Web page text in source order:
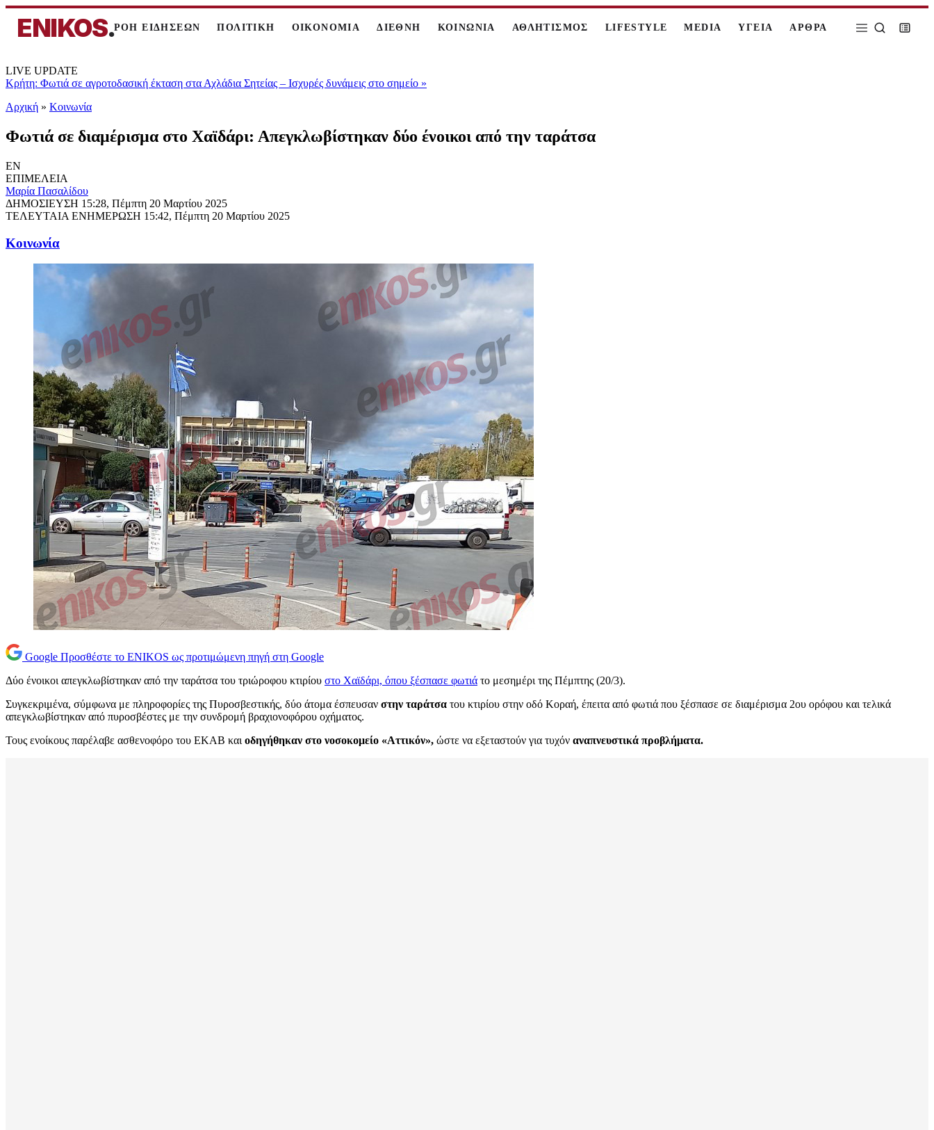
ENIKOS.ΡΟΗ ΕΙΔΗΣΕΩΝ ΠΟΛΙΤΙΚΗ ΟΙΚΟΝΟΜΙΑ ΔΙΕΘΝΗ ΚΟΙΝΩΝΙΑ ΑΘΛΗΤΙΣΜΟΣ LIFESTYLE MEDIA ΥΓΕΙΑ ΑΡΘΡΑ
LIVE UPDATE
Κρήτη: Φωτιά σε αγροτοδασική έκταση στα Αχλάδια Σητείας – Ισχυρές δυνάμεις στο σημείο »
Αρχική » Κοινωνία
Φωτιά σε διαμέρισμα στο Χαϊδάρι: Απεγκλωβίστηκαν δύο ένοικοι από την ταράτσα
EN
ΕΠΙΜΕΛΕΙΑ
Μαρία Πασαλίδου
ΔΗΜΟΣΙΕΥΣΗ 15:28, Πέμπτη 20 Μαρτίου 2025
ΤΕΛΕΥΤΑΙΑ ΕΝΗΜΕΡΩΣΗ 15:42, Πέμπτη 20 Μαρτίου 2025
Κοινωνία
Google Προσθέστε το ENIKOS ως προτιμώμενη πηγή στη Google
Δύο ένοικοι απεγκλωβίστηκαν από την ταράτσα του τριώροφου κτιρίου στο Χαϊδάρι, όπου ξέσπασε φωτιά το μεσημέρι της Πέμπτης (20/3).
Συγκεκριμένα, σύμφωνα με πληροφορίες της Πυροσβεστικής, δύο άτομα έσπευσαν στην ταράτσα του κτιρίου στην οδό Κοραή, έπειτα από φωτιά που ξέσπασε σε διαμέρισμα 2ου ορόφου και τελικά
απεγκλωβίστηκαν από πυροσβέστες με την συνδρομή βραχιονοφόρου οχήματος.
Τους ενοίκους παρέλαβε ασθενοφόρο του ΕΚΑΒ και οδηγήθηκαν στο νοσοκομείο «Αττικόν», ώστε να εξεταστούν για τυχόν αναπνευστικά προβλήματα.